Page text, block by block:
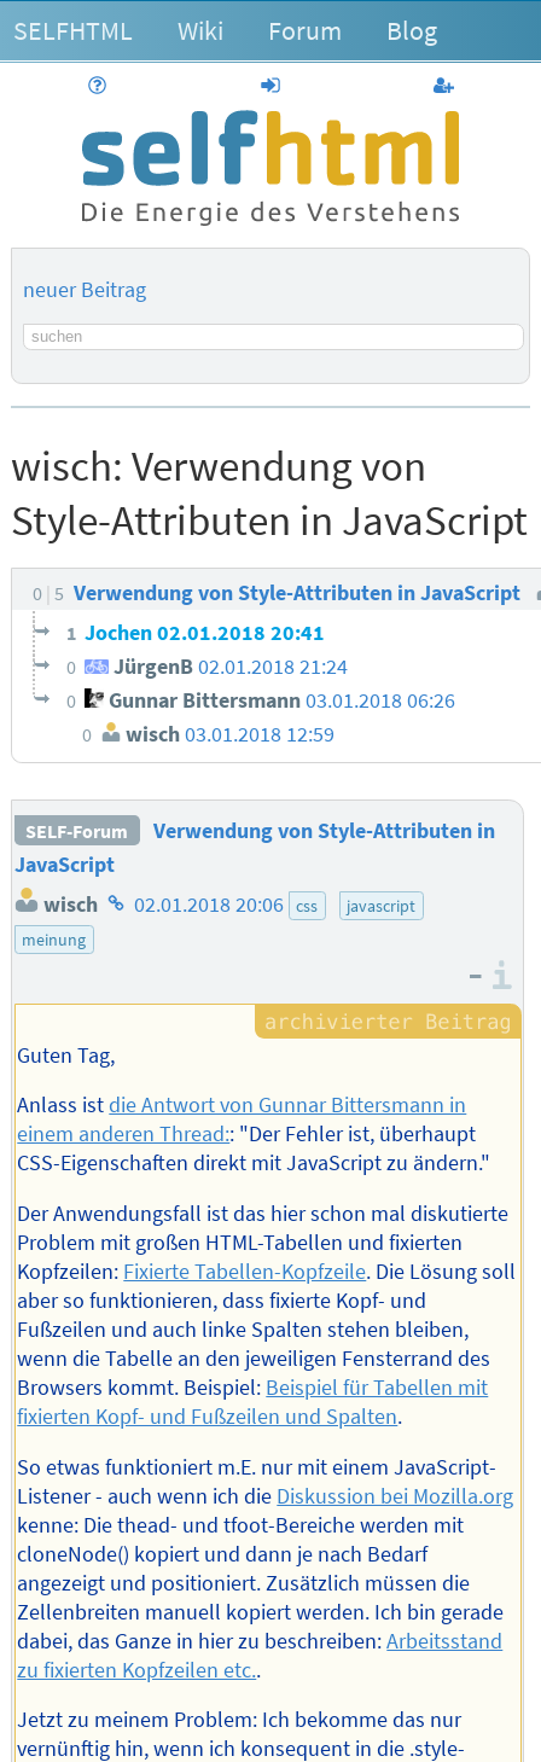
SELFHTML Wiki Forum Blog
anmelden
neuer Beitrag
Suchbegriff
wisch: Verwendung von
Style-Attributen in JavaScript
0 5 Verwendung von Style-Attributen in JavaScript
1 Jochen02.01.2018 20:41
0 JürgenB 02.01.2018 21:24
0 Gunnar Bittersmann03.01.2018 06:26
0 wisch 03.01.2018 12:59
SELF-Forum
Verwendung von Style-Attributen in
JavaScript
wisch Homepage
02.01.2018 20:06 css
javascript
meinung
–
Guten Tag,
Anlass istdie Antwort von Gunnar Bittersmann in
einem anderen Thread:: "Der Fehler ist, überhaupt
CSS-Eigenschaften direkt mit JavaScript zu ändern."
Der Anwendungsfall ist das hier schon mal diskutierte
Problem mit großen HTML-Tabellen und fixierten
Kopfzeilen: Fixierte Tabellen-Kopfzeile. Die Lösung soll
aber so funktionieren, dass fixierte Kopf- und
Fußzeilen und auch linke Spalten stehen bleiben,
wenn die Tabelle an den jeweiligen Fensterrand des
Browsers kommt. Beispiel: Beispiel für Tabellen mit
fixierten Kopf- und Fußzeilen und Spalten.
So etwas funktioniert m.E. nur mit einem JavaScript-
Listener - auch wenn ich die Diskussion bei Mozilla.org
kenne: Die thead- und tfoot-Bereiche werden mit
cloneNode() kopiert und dann je nach Bedarf
angezeigt und positioniert. Zusätzlich müssen die
Zellenbreiten manuell kopiert werden. Ich bin gerade
dabei, das Ganze in hier zu beschreiben:Arbeitsstand
zu fixierten Kopfzeilen etc..
Jetzt zu meinem Problem: Ich bekomme das nur
vernünftig hin, wenn ich konsequent in die .style-